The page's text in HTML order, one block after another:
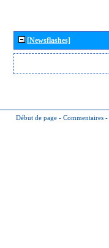
[Newsflashes]
Début de page - Commentaires -